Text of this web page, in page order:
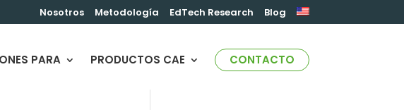
Nosotros Metodología EdTech Research Blog
PARA PRODUCTOS CAE CONTACTO